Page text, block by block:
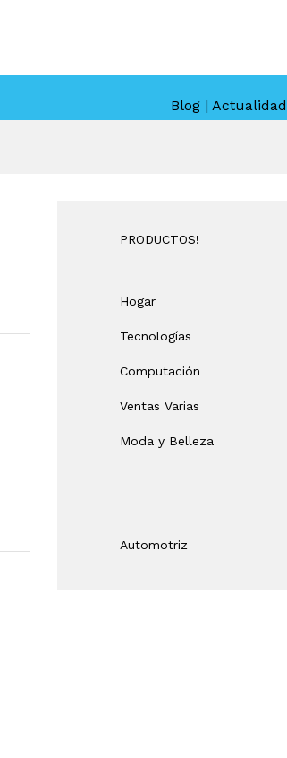
Blog | Actualidad
PRODUCTOS!
Hogar
Tecnologías
Computación
Ventas Varias
Moda y Belleza
Automotriz